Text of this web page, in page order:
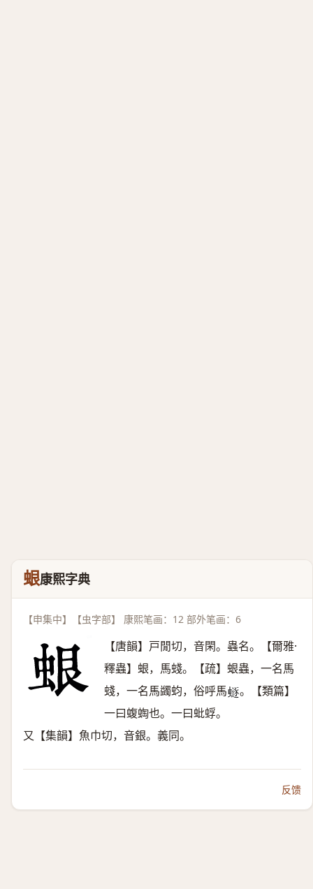
蛝康熙字典
【申集中】【虫字部】 康熙笔画：12 部外笔画：6
【唐韻】戸閒切，音閑。蟲名。【爾雅·
釋蟲】蛝，馬䗃。【疏】蛝蟲，一名馬
䗃，一名馬蠲蚐，俗呼馬𧏿。【類篇】
一曰蝮蜪也。一曰蚍蜉。
又【集韻】魚巾切，音銀。義同。
反馈